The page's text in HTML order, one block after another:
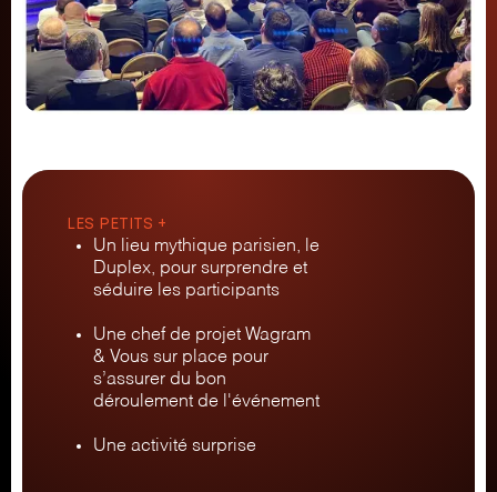
LES PETITS +
Un lieu mythique parisien, le
Duplex, pour surprendre et
séduire les participants
Une chef de projet Wagram
& Vous sur place pour
s’assurer du bon
déroulement de l'événement
Une activité surprise